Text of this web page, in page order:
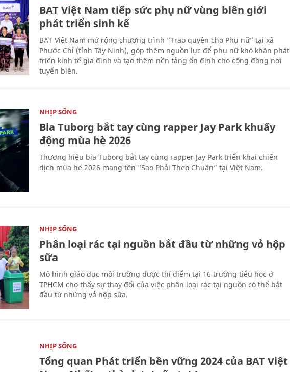
BAT Việt Nam tiếp sức phụ nữ vùng biên giới
phát triển sinh kế
BAT Việt Nam mở rộng chương trình “Trao quyền cho Phụ nữ” tại xã
Phước Chỉ (tỉnh Tây Ninh), góp thêm nguồn lực để phụ nữ khó khăn phát
triển kinh tế gia đình và tạo thêm nền tảng ổn định cho cộng đồng nơi
tuyến biên.
NHỊP SỐNG
Bia Tuborg bắt tay cùng rapper Jay Park khuấy
động mùa hè 2026
Thương hiệu bia Tuborg bắt tay cùng rapper Jay Park triển khai chiến
dịch mùa hè 2026 mang tên "Sao Phải Theo Chuẩn” tại Việt Nam.
NHỊP SỐNG
Phân loại rác tại nguồn bắt đầu từ những vỏ hộp
sữa
Mô hình giáo dục môi trường được thí điểm tại 16 trường tiểu học ở
TPHCM cho thấy sự thay đổi của việc phân loại rác tại nguồn có thể bắt
đầu từ những vỏ hộp sữa.
NHỊP SỐNG
Tổng quan Phát triển bền vững 2024 của BAT Việt